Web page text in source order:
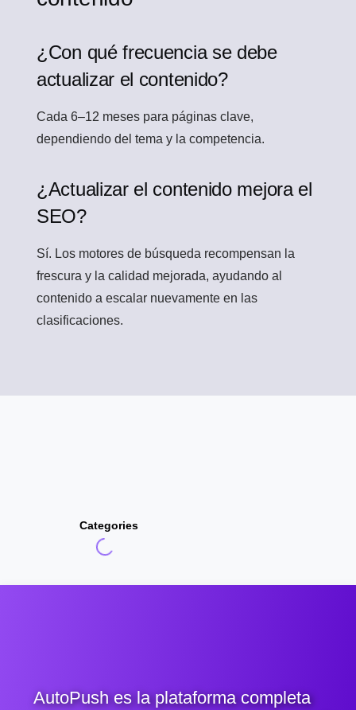
¿Con qué frecuencia se debe
actualizar el contenido?
Cada 6–12 meses para páginas clave,
dependiendo del tema y la competencia.
¿Actualizar el contenido mejora el
SEO?
Sí. Los motores de búsqueda recompensan la
frescura y la calidad mejorada, ayudando al
contenido a escalar nuevamente en las
clasificaciones.
Categories
AutoPush es la plataforma completa